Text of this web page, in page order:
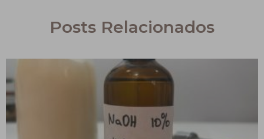
Posts Relacionados